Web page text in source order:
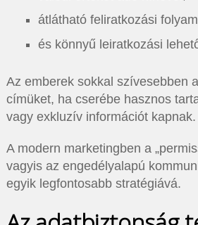
átlátható feliratkozási
és könnyű leiratkozási
Az emberek sokkal szívesebben
címüket, ha cserébe hasznos
vagy exkluzív információt kapnak.
A modern marketingben a
vagyis az engedélyalapú
egyik legfontosabb stratégiává.